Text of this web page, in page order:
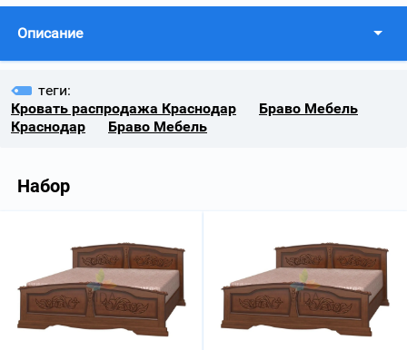
Описание
теги:
Кровать распродажа Краснодар
Браво Мебель
Краснодар
Браво Мебель
Набор